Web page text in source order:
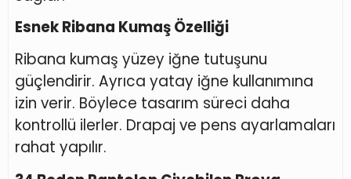
Esnek Ribana Kumaş Özelliği
Ribana kumaş yüzey iğne tutuşunu
güçlendirir. Ayrıca yatay iğne kullanımına
izin verir. Böylece tasarım süreci daha
kontrollü ilerler. Drapaj ve pens ayarlamaları
rahat yapılır.